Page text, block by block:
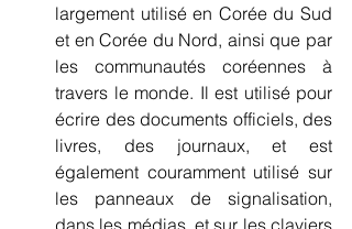
largement utilisé en Corée du Sud
et en Corée du Nord, ainsi que par
les communautés coréennes à
travers le monde. Il est utilisé pour
écrire des documents officiels, des
livres, des journaux, et est
également couramment utilisé sur
les panneaux de signalisation,
dans les médias, et sur les claviers